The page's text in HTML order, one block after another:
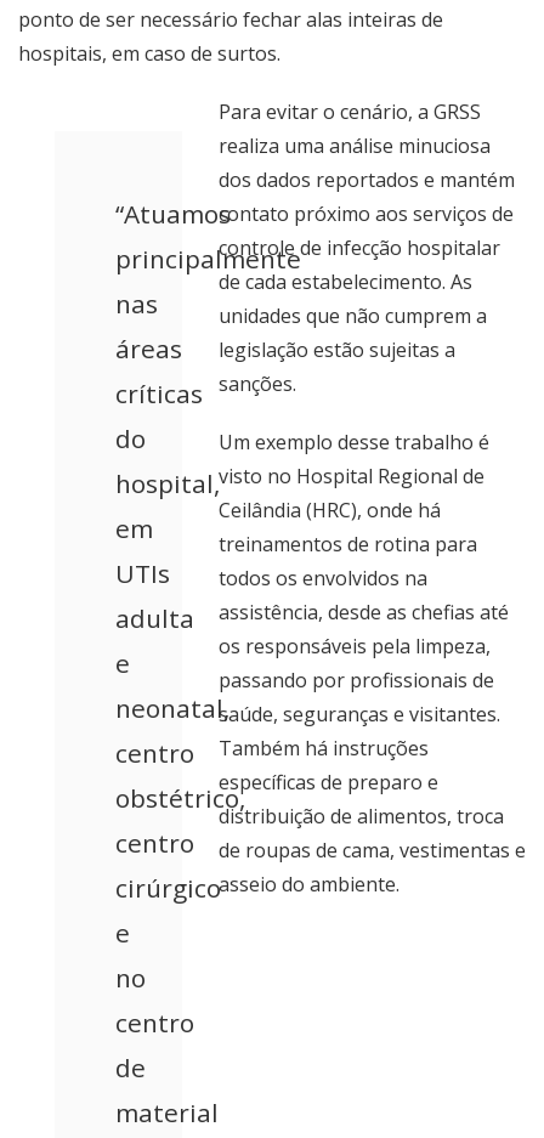
ponto de ser necessário fechar alas inteiras de
hospitais, em caso de surtos.
“Atuamos
principalmente
nas
áreas
críticas
do
hospital,
em
UTIs
adulta
e
neonatal,
centro
obstétrico,
centro
cirúrgico
e
no
centro
de
material
Para evitar o cenário, a GRSS
realiza uma análise minuciosa
dos dados reportados e mantém
contato próximo aos serviços de
controle de infecção hospitalar
de cada estabelecimento. As
unidades que não cumprem a
legislação estão sujeitas a
sanções.
Um exemplo desse trabalho é
visto no Hospital Regional de
Ceilândia (HRC), onde há
treinamentos de rotina para
todos os envolvidos na
assistência, desde as chefias até
os responsáveis pela limpeza,
passando por profissionais de
saúde, seguranças e visitantes.
Também há instruções
específicas de preparo e
distribuição de alimentos, troca
de roupas de cama, vestimentas e
asseio do ambiente.